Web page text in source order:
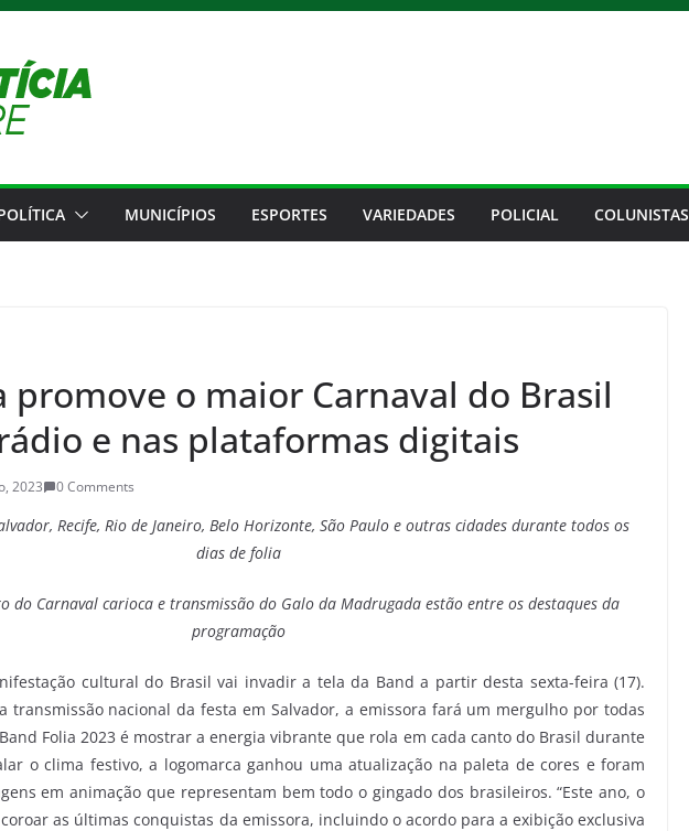
MUNICÍPIOS ESPORTES VARIEDADES POLICIAL COLUNISTAS
promove o maior Carnaval do Brasil
e nas plataformas digitais
2023 0 Comments
Recife, Rio de Janeiro, Belo Horizonte, São Paulo e outras cidades durante todos os
dias de folia
do Carnaval carioca e transmissão do Galo da Madrugada estão entre os destaques da
programação
cultural do Brasil vai invadir a tela da Band a partir desta sexta-feira (17).
transmissão nacional da festa em Salvador, a emissora fará um mergulho por todas
Folia 2023 é mostrar a energia vibrante que rola em cada canto do Brasil durante
o clima festivo, a logomarca ganhou uma atualização na paleta de cores e foram
em animação que representam bem todo o gingado dos brasileiros. “Este ano, o
as últimas conquistas da emissora, incluindo o acordo para a exibição exclusiva